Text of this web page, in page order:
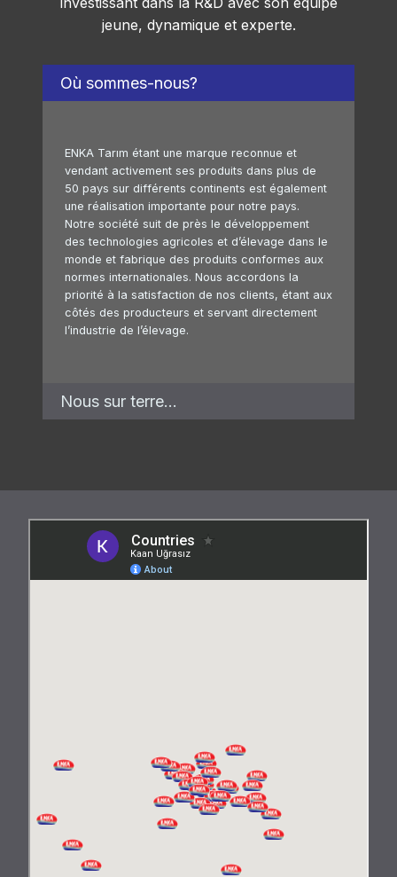
jeune, dynamique et experte.
Où sommes-nous?
ENKA Tarım étant une marque reconnue et
vendant activement ses produits dans plus de
50 pays sur différents continents est également
une réalisation importante pour notre pays.
Notre société suit de près le développement
des technologies agricoles et d’élevage dans le
monde et fabrique des produits conformes aux
normes internationales. Nous accordons la
priorité à la satisfaction de nos clients, étant aux
côtés des producteurs et servant directement
l’industrie de l’élevage.
Nous sur terre…